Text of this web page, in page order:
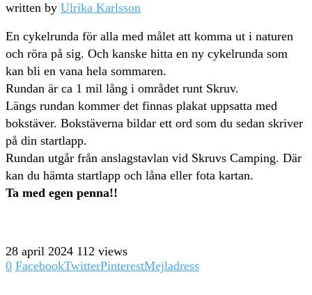
written by Ulrika Karlsson
En cykelrunda för alla med målet att komma ut i naturen
och röra på sig. Och kanske hitta en ny cykelrunda som
kan bli en vana hela sommaren.
Rundan är ca 1 mil lång i området runt Skruv.
Längs rundan kommer det finnas plakat uppsatta med
bokstäver. Bokstäverna bildar ett ord som du sedan skriver
på din startlapp.
Rundan utgår från anslagstavlan vid Skruvs Camping. Där
kan du hämta startlapp och låna eller fota kartan.
Ta med egen penna!!
28 april 2024 112 views
0 FacebookTwitterPinterestMejladress